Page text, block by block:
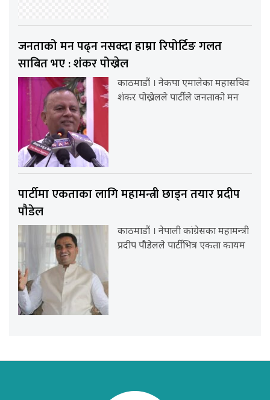
जनताको मन पढ्न नसक्दा हाम्रा रिपोर्टिङ गलत
साबित भए : शंकर पोख्रेल
काठमाडौं । नेकपा एमालेका महासचिव
शंकर पोख्रेलले पार्टीले जनताको मन
पार्टीमा एकताका लागि महामन्त्री छाड्न तयार प्रदीप
पौडेल
काठमाडौं । नेपाली कांग्रेसका महामन्त्री
प्रदीप पौडेलले पार्टीभित्र एकता कायम